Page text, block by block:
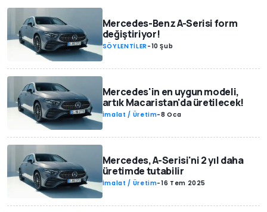
Mercedes-Benz A-Serisi form
değiştiriyor!
SÖYLENTİLER -10 Şub
Mercedes'in en uygun modeli,
artık Macaristan'da üretilecek!
İmalat / Üretim-8 Oca
Mercedes, A-Serisi'ni 2 yıl daha
üretimde tutabilir
İmalat / Üretim-16 Tem 2025